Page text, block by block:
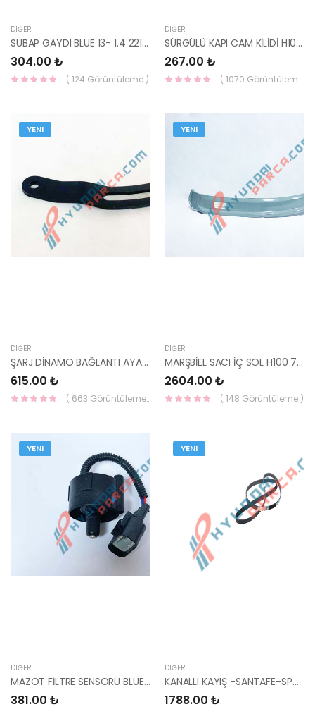
DIĞER
SUBAP GAYDI BLUE 13- 1.4 22114-03000-SUPAR
304.00 ₺
( 124 Görüntüleme )
DIĞER
SÜRGÜLÜ KAPI CAM KİLİDİ H100 86350-43700-HMC
267.00 ₺
( 1070 Görüntüleme )
YENI
DIĞER
ŞARJ DİNAMO BAĞLANTI AYAĞI H100 37461-42500-HMC
615.00 ₺
( 663 Görüntüleme )
YENI
DIĞER
MARŞBİEL SACI İÇ SOL H100 71155-43002-HMC
2604.00 ₺
( 148 Görüntüleme )
YENI
DIĞER
MAZOT FİLTRE SENSÖRÜ BLUE/ELANTRA 14- DİZEL 31921-2J000-HMC
381.00 ₺
YENI
DIĞER
KANALLI KAYIŞ -SANTAFE-SPORTAGE 6PK1515 / 25212-27400 / 25212-27360-YS
1788.00 ₺